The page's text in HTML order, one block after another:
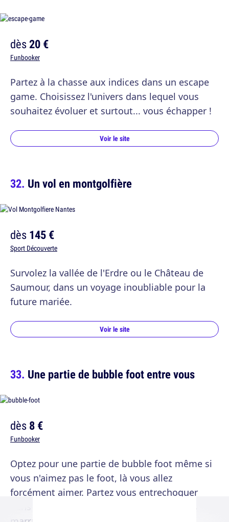
dès20 €
Funbooker
Partez à la chasse aux indices dans un escape
game. Choisissez l'univers dans lequel vous
souhaitez évoluer et surtout... vous échapper !
Voir le site
Un vol en montgolfière
dès145 €
Sport Découverte
Survolez la vallée de l'Erdre ou le Château de
Saumour, dans un voyage inoubliable pour la
future mariée.
Voir le site
Une partie de bubble foot entre vous
dès8 €
Funbooker
Optez pour une partie de bubble foot même si
vous n'aimez pas le foot, là vous allez
forcément aimer. Partez vous entrechoquer